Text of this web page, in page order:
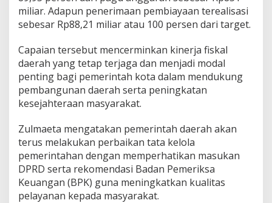
miliar. Adapun penerimaan pembiayaan terealisasi
sebesar Rp88,21 miliar atau 100 persen dari target.
Capaian tersebut mencerminkan kinerja fiskal
daerah yang tetap terjaga dan menjadi modal
penting bagi pemerintah kota dalam mendukung
pembangunan daerah serta peningkatan
kesejahteraan masyarakat.
Zulmaeta mengatakan pemerintah daerah akan
terus melakukan perbaikan tata kelola
pemerintahan dengan memperhatikan masukan
DPRD serta rekomendasi Badan Pemeriksa
Keuangan (BPK) guna meningkatkan kualitas
pelayanan kepada masyarakat.